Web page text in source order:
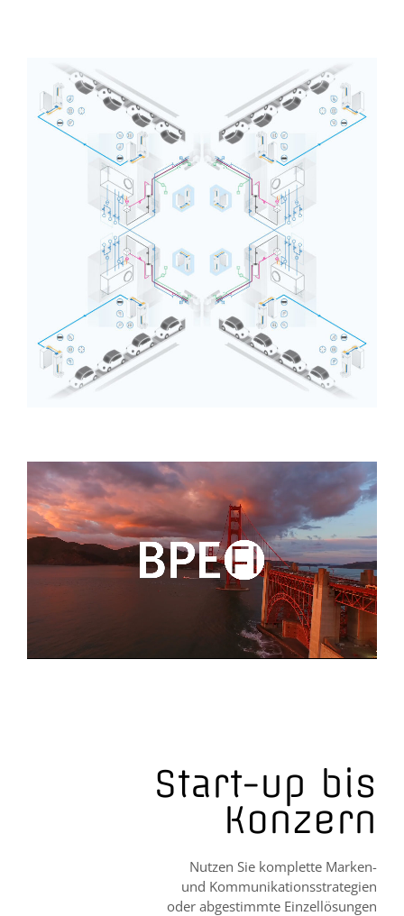
Start-up bis
Konzern
Nutzen Sie komplette Marken-
und Kommunikationsstrategien
oder abgestimmte Einzellösungen